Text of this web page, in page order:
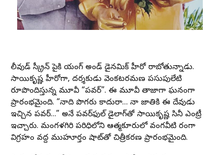
టాలీవుడ్ స్క్రీన్ పైకి యంగ్ అండ్ డైనమిక్ హీరో రాబోతున్నాడు.
సాయికృష్ణ హీరోగా, దర్శకుడు వెంకటరమణ పసుపులేటి
రూపొందిస్తున్న మూవీ “పవర్”. ఈ మూవీ తాజాగా ఘనంగా
ప్రారంభమైంది. “నాది పొగరు కాదురా… నా జాతికి ఈ దేవుడు
ఇచ్చిన పవర్…” అనే పవర్‌ఫుల్ డైలాగ్‌తో సాయికృష్ణ సినీ ఎంట్రీ
ఇచ్చారు. మంగళగిరి పరిధిలోని ఆత్మకూరులో వంగవీటి రంగా
విగ్రహం వద్ద ముహూర్తం షాట్‌తో చిత్రీకరణ ప్రారంభమైంది.